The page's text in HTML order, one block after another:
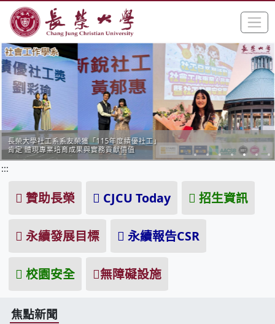
跳到主要內容區塊
長榮大學全球資訊網中文網頁
手
長榮大學社工系系友榮獲「115年度績優社工」
肯定 體現專業培育成果與實務貢獻價值
:::
贊助長榮 CJCU Today 招生資訊
永續發展目標 永續報告CSR
校園安全 無障礙設施
焦點新聞